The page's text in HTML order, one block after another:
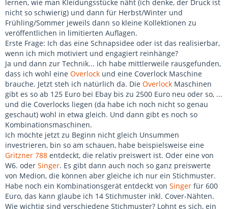
lernen, wie man Kleidungsstücke näht (ich denke, der Druck ist
nicht so schwierig) und dann für Herbst/Winter und
Frühling/Sommer jeweils dann so kleine Kollektionen zu
veröffentlichen in limitierten Auflagen.
Erste Frage: Ich das eine Schnapsidee oder ist das realisierbar,
wenn ich mich motiviert und engagiert reinhänge?
Ja und dann zur Technik... ich habe mittlerweile rausgefunden,
dass ich wohl eine Overlock und eine Coverlock Maschine
brauche. Jetzt steh ich natürlich da. Die Overlock Maschinen
gibt es so ab 125 Euro bei Ebay bis zu 2500 Euro neu oder so, ...
und die Coverlocks liegen (da habe ich noch nicht so genau
geschaut) wohl in etwa gleich. Und dann gibt es noch so
Kombinationsmaschinen.
Ich möchte jetzt zu Beginn nicht gleich Unsummen
investrieren, bin so am schauen, habe beispielsweise eine
Gritzner 788 entdeckt, die relativ preiswert ist. Oder eine von
W6. oder Singer. Es gibt dann auch noch so ganz preiswerte
von Medion, die können aber gleiche ich nur ein Stichmuster.
Habe noch ein Kombinationsgerät entdeckt von Singer für 600
Euro, das kann glaube ich 14 Stichmuster inkl. Cover-Nähten.
Wie wichtig sind verschiedene Stichmuster? Lohnt es sich, ein